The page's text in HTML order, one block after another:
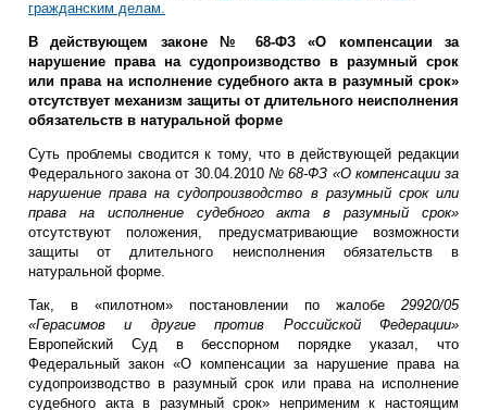
гражданским делам.
В действующем законе № 68-ФЗ «О компенсации за
нарушение права на судопроизводство в разумный срок
или права на исполнение судебного акта в разумный срок»
отсутствует механизм защиты от длительного неисполнения
обязательств в натуральной форме
Суть проблемы сводится к тому, что в действующей редакции
Федерального закона от 30.04.2010 № 68-ФЗ «О компенсации за
нарушение права на судопроизводство в разумный срок или
права на исполнение судебного акта в разумный срок»
отсутствуют положения, предусматривающие возможности
защиты от длительного неисполнения обязательств в
натуральной форме.
Так, в «пилотном» постановлении по жалобе 29920/05
«Герасимов и другие против Российской Федерации»
Европейский Суд в бесспорном порядке указал, что
Федеральный закон «О компенсации за нарушение права на
судопроизводство в разумный срок или права на исполнение
судебного акта в разумный срок» неприменим к настоящим